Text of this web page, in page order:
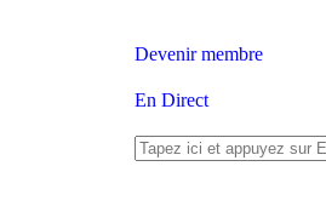
Devenir membre
En Direct